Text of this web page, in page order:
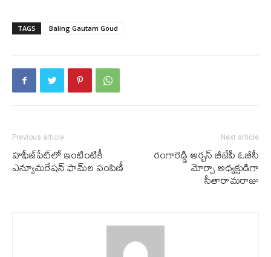
TAGS Baling Gautam Goud
Previous article
హఫీజ్‌పేట్‌లో ఇంటింటికీ
ఎన్యూమరేషన్ ఫామ్‌ల పంపిణీ
Next article
రంగారెడ్డి అర్బన్ బీజేపీ ఓబీసీ
మోర్చా అధ్యక్షుడిగా
సీతారామరాజు